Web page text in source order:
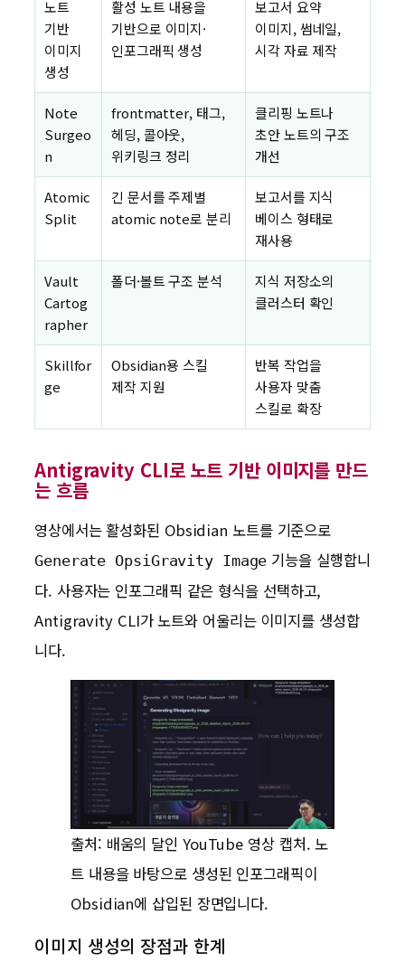
노트
기반
이미지
생성
활성 노트 내용을
기반으로 이미지·
인포그래픽 생성
보고서 요약
이미지, 썸네일,
시각 자료 제작
Note
Surgeo
n
frontmatter, 태그,
헤딩, 콜아웃,
위키링크 정리
클리핑 노트나
초안 노트의 구조
개선
Atomic
Split
긴 문서를 주제별
atomic note로 분리
보고서를 지식
베이스 형태로
재사용
Vault
Cartog
rapher
폴더·볼트 구조 분석
지식 저장소의
클러스터 확인
Skillfor
ge
Obsidian용 스킬
제작 지원
반복 작업을
사용자 맞춤
스킬로 확장
Antigravity CLI로 노트 기반 이미지를 만드
는 흐름
영상에서는 활성화된 Obsidian 노트를 기준으로
Generate OpsiGravity Image 기능을 실행합니
다. 사용자는 인포그래픽 같은 형식을 선택하고,
Antigravity CLI가 노트와 어울리는 이미지를 생성합
니다.
출처: 배움의 달인 YouTube 영상 캡처. 노
트 내용을 바탕으로 생성된 인포그래픽이
Obsidian에 삽입된 장면입니다.
이미지 생성의 장점과 한계